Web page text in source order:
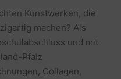
Kunstwerken, die
machen? Als
und mit
Pfalz
Collagen,